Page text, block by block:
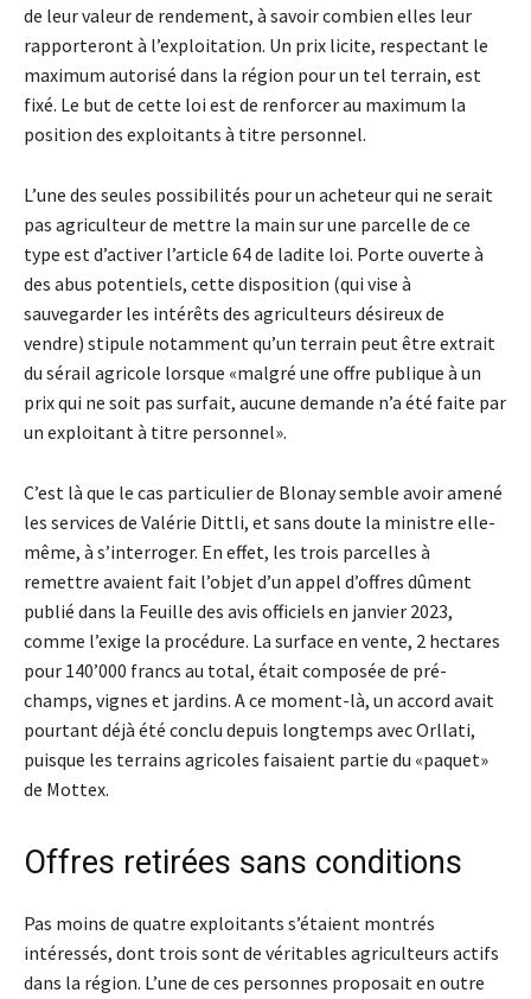
de leur valeur de rendement, à savoir combien elles leur
rapporteront à l’exploitation. Un prix licite, respectant le
maximum autorisé dans la région pour un tel terrain, est
fixé. Le but de cette loi est de renforcer au maximum la
position des exploitants à titre personnel.
L’une des seules possibilités pour un acheteur qui ne serait
pas agriculteur de mettre la main sur une parcelle de ce
type est d’activer l’article 64 de ladite loi. Porte ouverte à
des abus potentiels, cette disposition (qui vise à
sauvegarder les intérêts des agriculteurs désireux de
vendre) stipule notamment qu’un terrain peut être extrait
du sérail agricole lorsque «malgré une offre publique à un
prix qui ne soit pas surfait, aucune demande n’a été faite par
un exploitant à titre personnel».
C’est là que le cas particulier de Blonay semble avoir amené
les services de Valérie Dittli, et sans doute la ministre elle-
même, à s’interroger. En effet, les trois parcelles à
remettre avaient fait l’objet d’un appel d’offres dûment
publié dans la Feuille des avis officiels en janvier 2023,
comme l’exige la procédure. La surface en vente, 2 hectares
pour 140’000 francs au total, était composée de pré-
champs, vignes et jardins. A ce moment-là, un accord avait
pourtant déjà été conclu depuis longtemps avec Orllati,
puisque les terrains agricoles faisaient partie du «paquet»
de Mottex.
Offres retirées sans conditions
Pas moins de quatre exploitants s’étaient montrés
intéressés, dont trois sont de véritables agriculteurs actifs
dans la région. L’une de ces personnes proposait en outre